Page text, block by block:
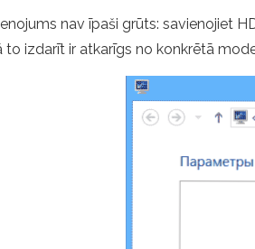
nav īpaši grūts: savienojiet
to izdarīt ir atkarīgs no konkrētā